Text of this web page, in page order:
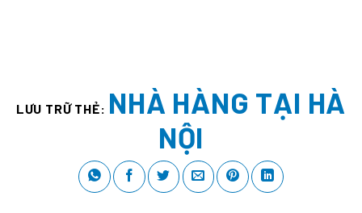
LƯU TRỮ THẺ: NHÀ HÀNG TẠI HÀ
NỘI